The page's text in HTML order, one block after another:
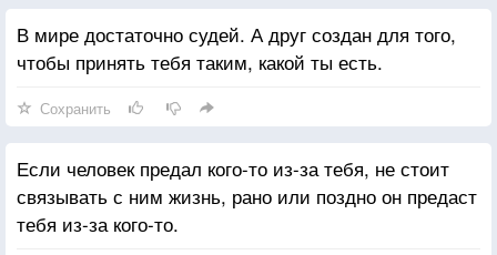
В мире достаточно судей. А друг создан для того,
чтобы принять тебя таким, какой ты есть.
Сохранить
Если человек предал кого-то из-за тебя, не стоит
связывать с ним жизнь, рано или поздно он предаст
тебя из-за кого-то.